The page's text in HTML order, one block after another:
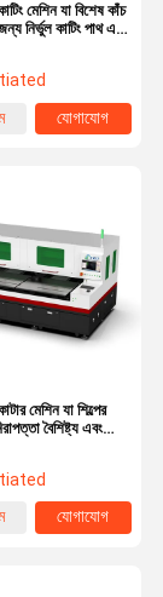
মেশিন যা বিশেষ কাঁচ
নির্ভুল কাটিং পাথ এবং
সেটিংস সরবরাহ করে।
সেকেন্ড
যোগাযোগ
মেশিন যা শিল্পের
বৈশিষ্ট্য এবং
সরবরাহ করে
যোগাযোগ